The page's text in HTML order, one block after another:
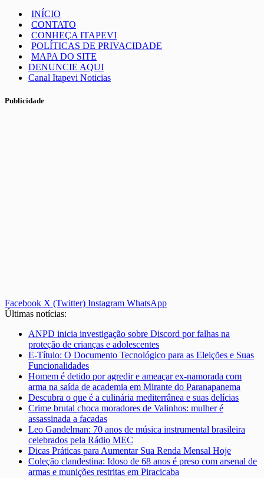
INÍCIO
CONTATO
CONHEÇA ITAPEVI
POLÍTICAS DE PRIVACIDADE
MAPA DO SITE
DENUNCIE AQUI
Canal Itapevi Noticias
Publicidade
Facebook X (Twitter) Instagram WhatsApp
Últimas notícias:
ANPD inicia investigação sobre Discord por falhas na
proteção de crianças e adolescentes
E-Título: O Documento Tecnológico para as Eleições e Suas
Funcionalidades
Homem é detido por agredir e ameaçar ex-namorada com
arma na saída de academia em Mirante do Paranapanema
Descubra o que é a culinária mediterrânea e suas delícias
Crime brutal choca moradores de Valinhos: mulher é
assassinada a facadas
Leo Gandelman: 70 anos de música instrumental brasileira
celebrados pela Rádio MEC
Dicas Práticas para Aumentar Sua Renda Mensal Hoje
Coleção clandestina: Idoso de 68 anos é preso com arsenal de
armas e munições restritas em Piracicaba